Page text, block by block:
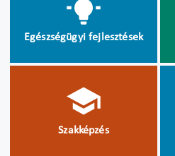
Egészségügyi fejlesztések
Szakképzés